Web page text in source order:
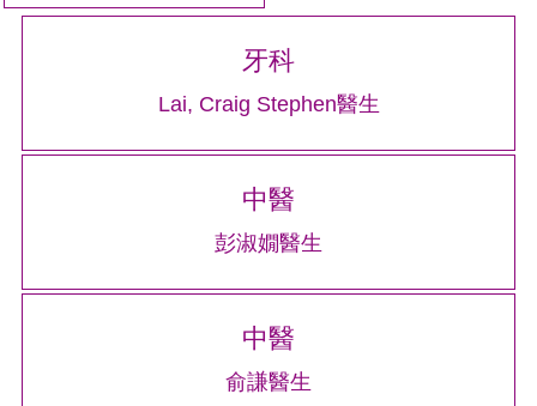
牙科
Lai, Craig Stephen醫生
中醫
彭淑嫺醫生
中醫
俞謙醫生